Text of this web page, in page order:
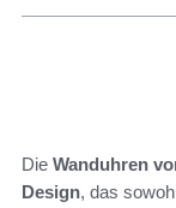
Die Wanduhren
Design, das